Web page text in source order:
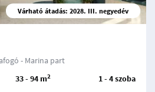
Várható átadás: 2028. III. negyedév
- Marina part
33 - 94 m2 1 - 4 szoba